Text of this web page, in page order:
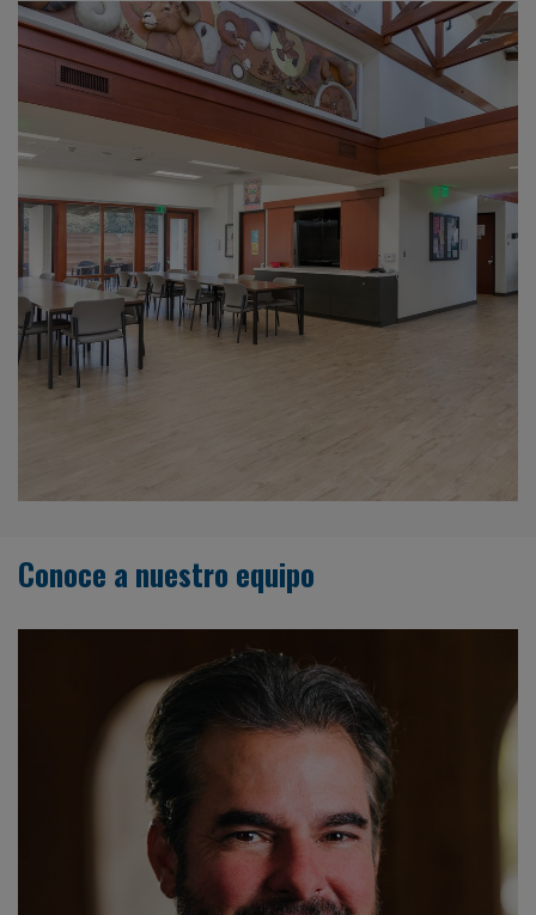
Conoce a nuestro equipo